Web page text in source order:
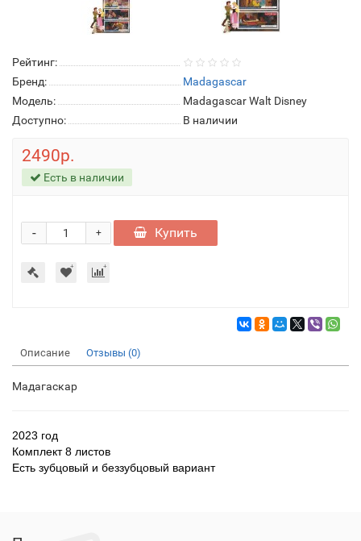
Рейтинг:
Бренд:
Madagascar
Модель:
Madagascar Walt Disney
Доступно:
В наличии
2490р.
Есть в наличии
+
- Купить
Описание Отзывы (0)
Мадагаскар
2023 год
Комплект 8 листов
Есть зубцовый и беззубцовый вариант